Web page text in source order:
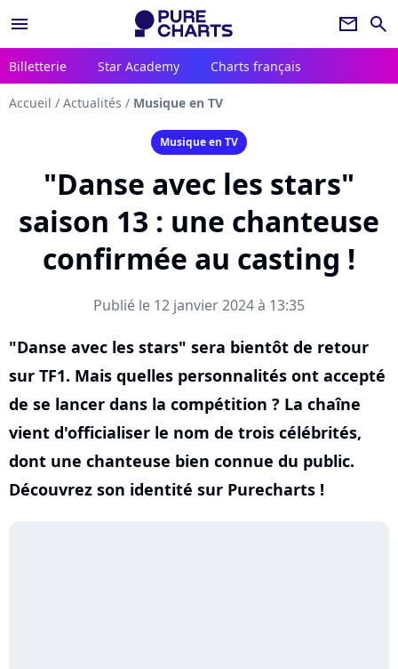
menu newsletter search
Billetterie Star Academy Charts français
Accueil / Actualités / Musique en TV
Musique en TV
"Danse avec les stars"
saison 13 : une chanteuse
confirmée au casting !
Publié le 12 janvier 2024 à 13:35
"Danse avec les stars" sera bientôt de retour
sur TF1. Mais quelles personnalités ont accepté
de se lancer dans la compétition ? La chaîne
vient d'officialiser le nom de trois célébrités,
dont une chanteuse bien connue du public.
Découvrez son identité sur Purecharts !